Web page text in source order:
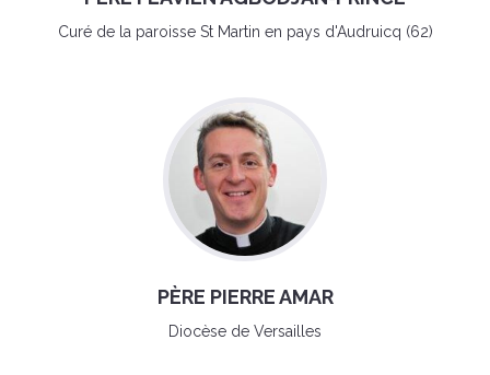
Curé de la paroisse St Martin en pays d'Audruicq (62)
PÈRE PIERRE AMAR
Diocèse de Versailles